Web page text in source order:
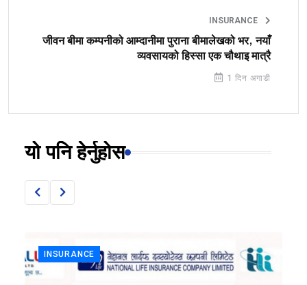
INSURANCE
जीवन बीमा कम्पनीको आम्दानीमा पुराना बीमालेखको भर, नयाँ
व्यवसायको हिस्सा एक चौथाइ मात्रै
1 दिन अगाडी
यो पनि हेर्नुहोस
INSURANCE